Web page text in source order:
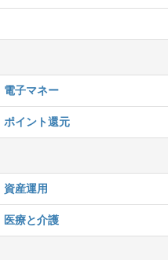
電子マネー
ポイント還元
資産運用
医療と介護